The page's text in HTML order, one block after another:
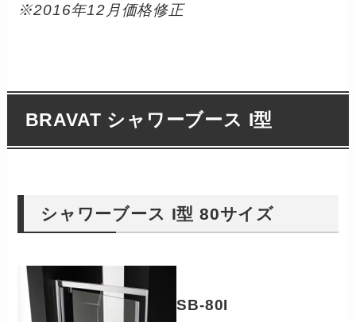
※2016年12月価格修正
BRAVAT シャワーブース I型
シャワーブース I型 80サイズ
SB-80I